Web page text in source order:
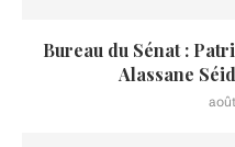
Bureau du Sénat :
Alassane